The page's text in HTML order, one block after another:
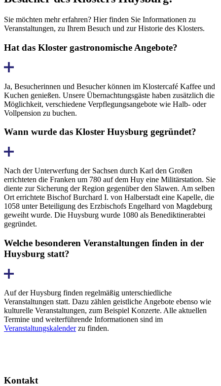
Sie möchten mehr erfahren? Hier finden Sie Informationen zu
Veranstaltungen, zu Ihrem Besuch und zur Historie des Klosters.
Hat das Kloster gastronomische Angebote?
Ja, Besucher­innen und Besucher können im Klostercafé Kaffee und
Kuchen genießen. Unsere Über­nachtungs­gäste haben zusätzlich die
Möglichkeit, verschiedene Ver­pflegungs­angebote wie Halb- oder
Vollpension zu buchen.
Wann wurde das Kloster Huysburg gegründet?
Nach der Unter­werfung der Sachsen durch Karl den Großen
errichteten die Franken um 780 auf dem Huy eine Militär­station. Sie
diente zur Sicherung der Region gegenüber den Slawen. Am selben
Ort errichtete Bischof Burchard I. von Halber­stadt eine Kapelle, die
1058 unter Beteiligung des Erz­bischofs Engel­hard von Magde­burg
geweiht wurde. Die Huysburg wurde 1080 als Bene­diktiner­abtei
gegründet.
Welche besonderen Veranstaltungen finden in der
Huysburg statt?
Auf der Huysburg finden regelmäßig unter­schiedliche
Veranstaltungen statt. Dazu zählen geistliche Angebote ebenso wie
kulturelle Veranstaltungen, zum Beispiel Konzerte. Alle aktuellen
Termine und weiter­führende Informationen sind im
Veranstaltungskalenderzu finden.
Kontakt